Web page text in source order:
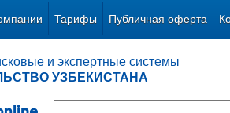
Тарифы Публичная оферта
и экспертные системы
УЗБЕКИСТАНА